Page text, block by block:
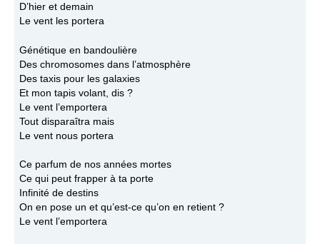
D’hier et demain
Le vent les portera
Génétique en bandoulière
Des chromosomes dans l’atmosphère
Des taxis pour les galaxies
Et mon tapis volant, dis ?
Le vent l’emportera
Tout disparaîtra mais
Le vent nous portera
Ce parfum de nos années mortes
Ce qui peut frapper à ta porte
Infinité de destins
On en pose un et qu’est-ce qu’on en retient ?
Le vent l’emportera